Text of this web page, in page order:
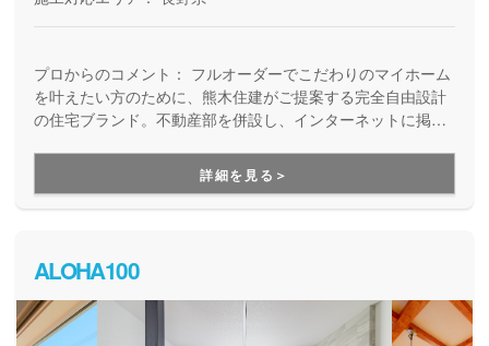
プロからのコメント： フルオーダーでこだわりのマイホーム
を叶えたい方のために、熊木住建がご提案する完全自由設計
の住宅ブランド。不動産部を併設し、インターネットに掲載
も万全なので、土地探し・資金計画からプランニング・施
工、お引き渡し後のメンテナンスまで、家づくりをワンスト
ップで安心してお任せいただけます。
詳細を見る＞
ALOHA100